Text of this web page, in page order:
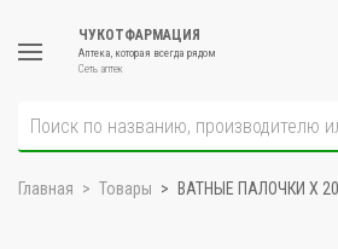
ЧУКОТФАРМАЦИЯ
Аптека, которая всегда рядом
Сеть аптек
Главная Товары ВАТНЫЕ ПАЛОЧКИ Х